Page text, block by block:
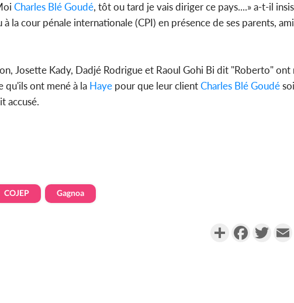
Charles Blé Goudé, tôt ou tard je vais diriger ce pays....» a-t-il
la cour pénale internationale (CPI) en présence de ses parents,
Josette Kady, Dadjé Rodrigue et Raoul Gohi Bi dit "Roberto" ont
qu'ils ont mené à la Haye pour que leur clientCharles Blé Goudé
accusé.
COJEP Gagnoa
PartagerFacebook